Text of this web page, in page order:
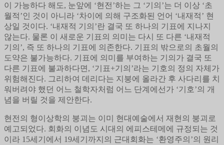
이 가능하다 해도, 눈앞에 ‘현전’하는 그 ‘기의’는 더 이상 ‘초
월적’인 것이 아니라 ‘차이에 의해 구조화된 언어 ‘내재적’ 현
상일 것이다. ‘내재적 기의’란 결국 또 하나의 기표에 지나지
않는다. 물론 이 새로운 기표의 의미는 다시 또 다른 ‘내재적
기의’, 즉 또 하나의 기표에 의존한다. 기표의 밖으로의 초월의
도약은 불가능하다. 기표에 의미를 부여하는 기의가 결국 또
다른 기표에 불과하다면, ‘기표+기의’라는 기호의 정의 자체가
위험해진다. 그리하여 데리다는 지붕에 올라간 후 사다리를 치
워버려야 했던 어느 철학자처럼 어느 단계에선가 ‘기호’의 개
념을 버릴 것을 제안한다.
현전의 형이상학의 붕괴는 이미 현대예술에서 재현의 붕괴로
예고되었다. 회화의 이념도 시대의 에피스테메에 규정되는 것
이라 15세기에서 19세기까지의 근대회화는 ‘환영주의’의 원리